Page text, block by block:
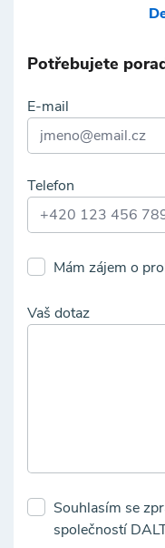
Potřebujete
E-mail
Telefon
Mám zájem o
Vaš dotaz
Souhlasím se
společností